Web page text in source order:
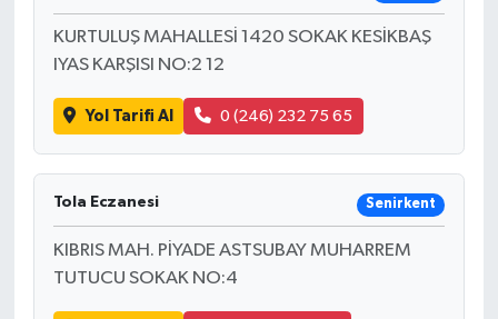
KURTULUŞ MAHALLESİ 1420 SOKAK KESİKBAŞ
IYAS KARŞISI NO:2 12
Yol Tarifi Al 0 (246) 232 75 65
Tola Eczanesi Senirkent
KIBRIS MAH. PİYADE ASTSUBAY MUHARREM
TUTUCU SOKAK NO:4